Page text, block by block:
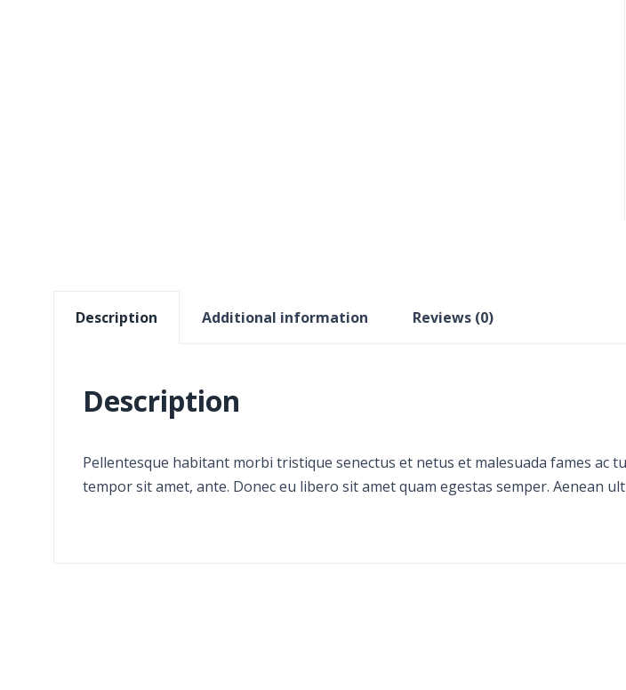
Description Additional information Reviews (0)
Description
Pellentesque habitant morbi tristique senectus et netus et malesuada fames
tempor sit amet, ante. Donec eu libero sit amet quam egestas semper. Aenean